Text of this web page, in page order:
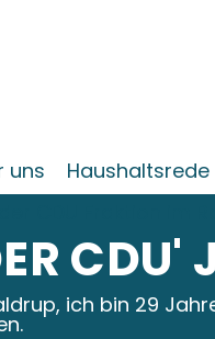
uns
Haushaltsrede
CDU'
ich bin 29